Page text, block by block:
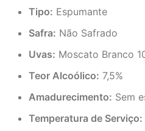
Tipo: Espumante
Safra: Não Safrado
Uvas: Moscato Branco
Teor Alcoólico: 7,5%
Amadurecimento: Sem
Temperatura de Serviço: